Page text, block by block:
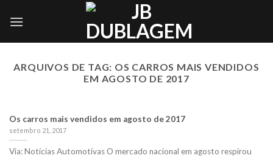
ARQUIVOS DE TAG: OS CARROS MAIS VENDIDOS
EM AGOSTO DE 2017
Os carros mais vendidos em agosto de 2017
setembro 21, 2017
Via: Notícias Automotivas O mercado nacional em agosto respirou